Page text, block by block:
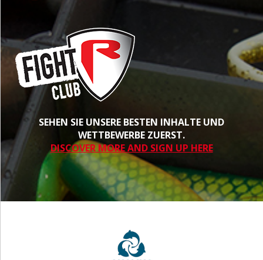
SEHEN SIE UNSERE BESTEN INHALTE UND
WETTBEWERBE ZUERST.
DISCOVER MORE AND SIGN UP HERE